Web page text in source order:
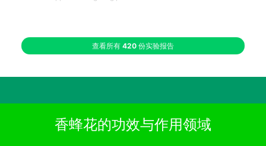
查看所有 420 份实验报告
香蜂花的功效与作用领域